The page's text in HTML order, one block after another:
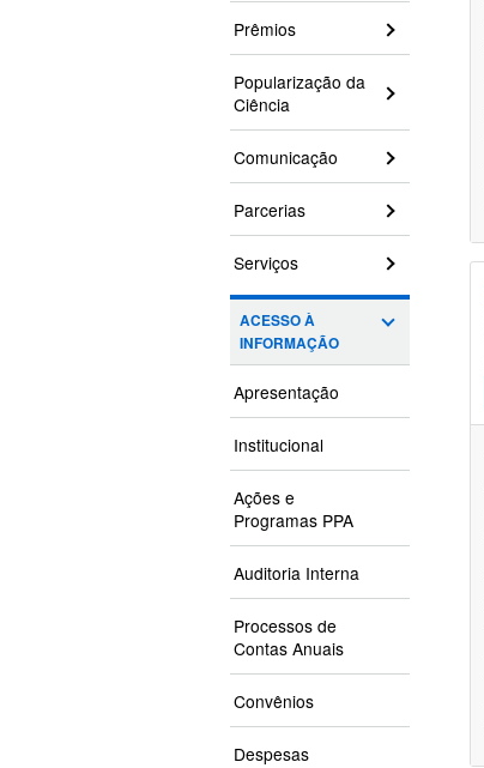
Prêmios
Popularização da
Ciência
Comunicação
Parcerias
Serviços
ACESSO À
INFORMAÇÃO
Apresentação
Institucional
Ações e
Programas PPA
Auditoria Interna
Processos de
Contas Anuais
Convênios
Despesas